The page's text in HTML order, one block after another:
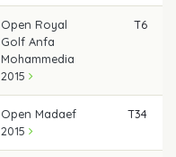
Open Royal
Golf Anfa
Mohammedia
2015
T6
Open Madaef
2015
T34